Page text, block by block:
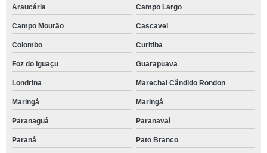
Araucária
Campo Largo
Campo Mourão Cascavel
Colombo Curitiba
Foz do Iguaçu Guarapuava
Londrina Marechal Cândido Rondon
Maringá Maringá
Paranaguá Paranavaí
Paraná Pato Branco